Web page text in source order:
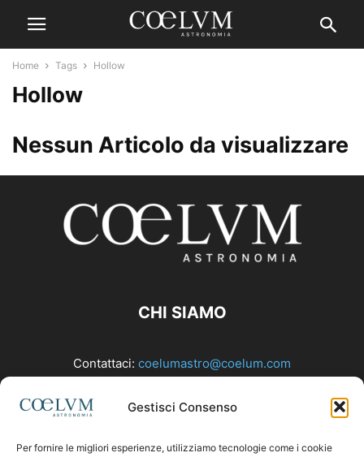
Gestisci Consenso
Per fornire le migliori esperienze, utilizziamo tecnologie come i cookie
Home Tags Hollow
Hollow
Nessun Articolo da visualizzare
CHI SIAMO
Contattaci: coelumastro@coelum.com
SEGUICI